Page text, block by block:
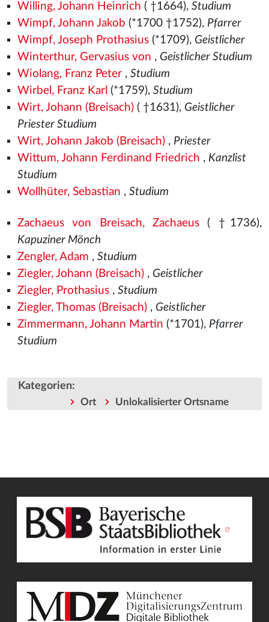
Willing, Johann Heinrich ( †1664), Studium
Wimpf, Johann Jakob (*1700 †1752), Pfarrer
Wimpf, Joseph Prothasius(*1709), Geistlicher
Winterthur, Gervasius von , Geistlicher Studium
Wiolang, Franz Peter, Studium
Wirbel, Franz Karl (*1759), Studium
Wirt, Johann (Breisach)( †1631), Geistlicher
Priester Studium
Wirt, Johann Jakob (Breisach), Priester
Wittum, Johann Ferdinand Friedrich , Kanzlist
Studium
Wollhüter, Sebastian , Studium
Zachaeus von Breisach, Zachaeus( †1736),
Kapuziner Mönch
Zengler, Adam , Studium
Ziegler, Johann (Breisach), Geistlicher
Ziegler, Prothasius, Studium
Ziegler, Thomas (Breisach), Geistlicher
Zimmermann, Johann Martin (*1701), Pfarrer
Studium
Kategorien:
Ort Unlokalisierter Ortsname